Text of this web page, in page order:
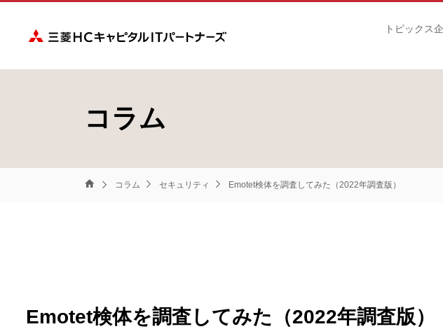
三菱ＨＣキャピタルＩＴパートナーズ株式会社
トピックス
コラム
タ
コラム セキュリティ Emotet検体を調査してみた（2022年調査版）
Emotet検体を調査してみた（2022年調査版）